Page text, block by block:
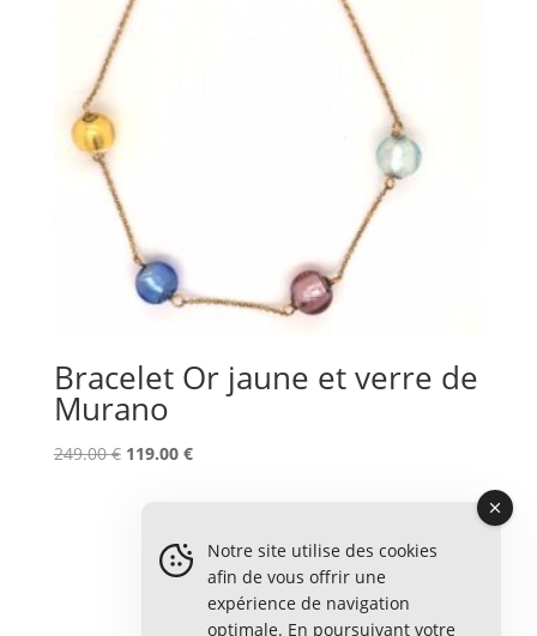
Bracelet Or jaune et verre de
Murano
249.00€ Le
249.00 €.
119.00 €Le
119.00 €.
Notre site utilise des cookies
afin de vous offrir une
expérience de navigation
optimale. En poursuivant votre